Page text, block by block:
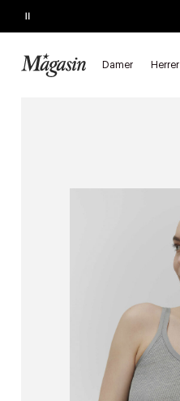
Pause
Damer Herrer
SALGET SLUTTER SNART
Forside Damer Klær